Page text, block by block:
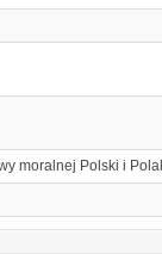
moralnej Polski i